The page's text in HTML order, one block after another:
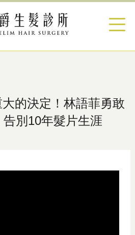
的決定！林語菲勇敢
別10年髮片生涯